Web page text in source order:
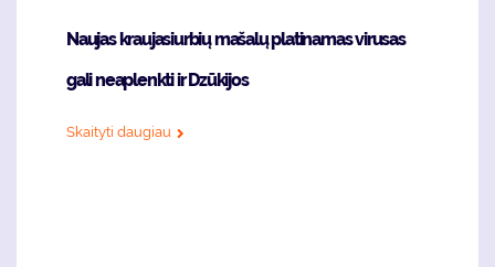
Naujas kraujasiurbių mašalų platinamas virusas
gali neaplenkti ir Dzūkijos
Skaityti daugiau